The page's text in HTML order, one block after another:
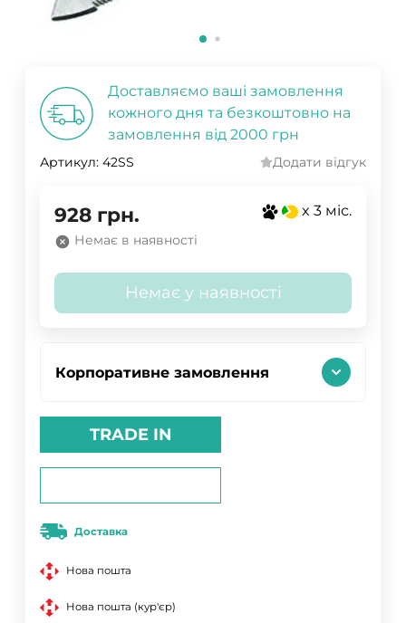
Доставляємо ваші замовлення
кожного дня та безкоштовно на
замовлення від 2000 грн
Артикул: 42SS Додати відгук
928 грн. x 3 міс.
Немає в наявності
Немає у наявності
Корпоративне замовлення
TRADE IN
Доставка
Нова пошта
Нова пошта (кур'єр)